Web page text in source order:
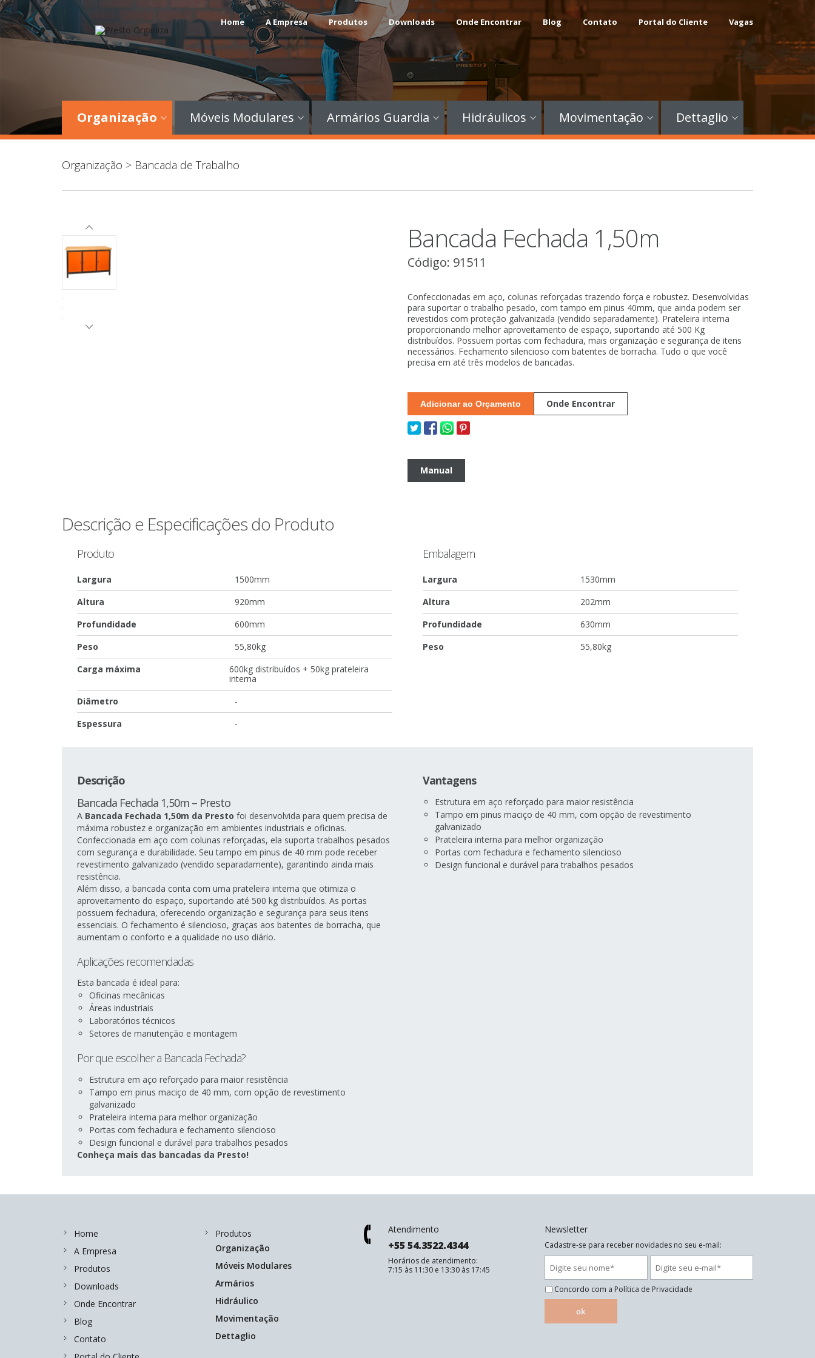
Home A Empresa Produtos Downloads Onde Encontrar Blog Contato Portal do Cliente Vagas
Organização Móveis Modulares Armários Guardia Hidráulicos Movimentação Dettaglio
Organização > Bancada de Trabalho
Bancada Fechada 1,50m
Código: 91511
Confeccionadas em aço, colunas reforçadas trazendo força e robustez. Desenvolvidas
para suportar o trabalho pesado, com tampo em pinus 40mm, que ainda podem ser
revestidos com proteção galvanizada (vendido separadamente). Prateleira interna
proporcionando melhor aproveitamento de espaço, suportando até 500 Kg
distribuídos. Possuem portas com fechadura, mais organização e segurança de itens
necessários. Fechamento silencioso com batentes de borracha. Tudo o que você
precisa em até três modelos de bancadas.
Adicionar ao Orçamento Onde Encontrar
Manual
Descrição e Especificações do Produto
Produto
Largura
1500mm
Altura
920mm
Profundidade
600mm
Peso
55,80kg
Carga máxima
600kg distribuídos + 50kg prateleira
interna
Diâmetro
-
Espessura
-
Embalagem
Largura
1530mm
Altura
202mm
Profundidade
630mm
Peso
55,80kg
Descrição
Bancada Fechada 1,50m – Presto
A Bancada Fechada 1,50m da Presto foi desenvolvida para quem precisa de
máxima robustez e organização em ambientes industriais e oficinas.
Confeccionada em aço com colunas reforçadas, ela suporta trabalhos pesados
com segurança e durabilidade. Seu tampo em pinus de 40 mm pode receber
revestimento galvanizado (vendido separadamente), garantindo ainda mais
resistência.
Além disso, a bancada conta com uma prateleira interna que otimiza o
aproveitamento do espaço, suportando até 500 kg distribuídos. As portas
possuem fechadura, oferecendo organização e segurança para seus itens
essenciais. O fechamento é silencioso, graças aos batentes de borracha, que
aumentam o conforto e a qualidade no uso diário.
Aplicações recomendadas
Esta bancada é ideal para:
Oficinas mecânicas
Áreas industriais
Laboratórios técnicos
Setores de manutenção e montagem
Por que escolher a Bancada Fechada?
Estrutura em aço reforçado para maior resistência
Tampo em pinus maciço de 40 mm, com opção de revestimento
galvanizado
Prateleira interna para melhor organização
Portas com fechadura e fechamento silencioso
Design funcional e durável para trabalhos pesados
Conheça mais das bancadas da Presto!
Vantagens
Estrutura em aço reforçado para maior resistência
Tampo em pinus maciço de 40 mm, com opção de revestimento
galvanizado
Prateleira interna para melhor organização
Portas com fechadura e fechamento silencioso
Design funcional e durável para trabalhos pesados
Home
A Empresa
Produtos
Downloads
Onde Encontrar
Blog
Contato
Produtos
Organização
Móveis Modulares
Armários
Hidráulico
Movimentação
Dettaglio
Atendimento
+55 54.3522.4344
Horários de atendimento:
7:15 às 11:30 e 13:30 às 17:45
Newsletter
Cadastre-se para receber novidades no seu e-mail:
Concordo com a Política de Privacidade
ok